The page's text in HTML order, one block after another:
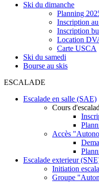
Ski du dimanche
Planning
Inscription
Inscription
Location
Carte USCA
Ski du samedi
Bourse au skis
ESCALADE
Escalade en salle (SAE)
Cours
Accès
Escalade exterieur
Initiation
Groupe